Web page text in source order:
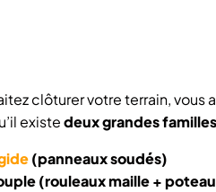
clôturer votre terrain,
existedeux grandes
(panneaux soudés)
(rouleaux maille +